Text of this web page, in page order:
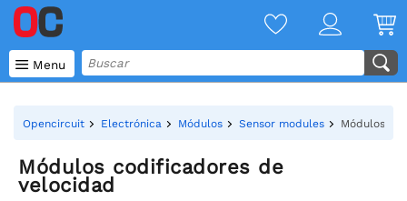
 Menu
Opencircuit Electrónica Módulos Sensor modules Módulos
Módulos codificadores de
velocidad